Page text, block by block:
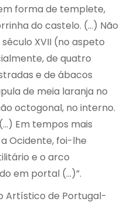
forma de templete,
do castelo. (...) Não
XVII (no aspeto
de quatro
e de ábacos
de meia laranja no
octogonal, no interno.
Em tempos mais
Ocidente, foi-lhe
e o arco
em portal (...)”.
Artístico de Portugal-